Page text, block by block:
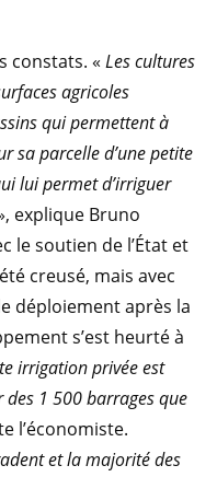
constats. « Les cultures
agricoles
qui permettent à
sa parcelle d’une petite
lui permet d’irriguer
explique Bruno
le soutien de l’État et
creusé, mais avec
déploiement après la
s’est heurté à
irrigation privée est
1 500 barrages que
l’économiste.
et la majorité des